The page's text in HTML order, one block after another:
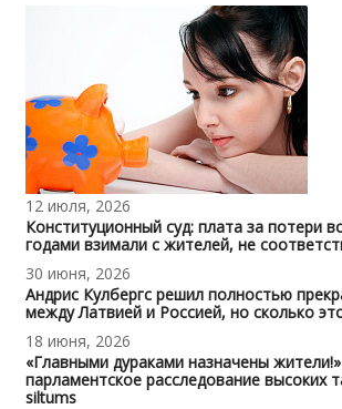
12 июля, 2026
Конституционный суд: плата за потери
годами взимали с жителей, не
30 июня, 2026
Андрис Кулбергс решил полностью
между Латвией и Россией, но сколько
18 июня, 2026
«Главными дураками назначены
парламентское расследование высоких
siltums